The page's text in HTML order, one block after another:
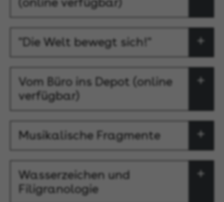
"Die Welt bewegt sich!"
Vom Büro ins Depot (online
verfügbar)
Musikalische Fragmente
Wasserzeichen und
Filigranologie